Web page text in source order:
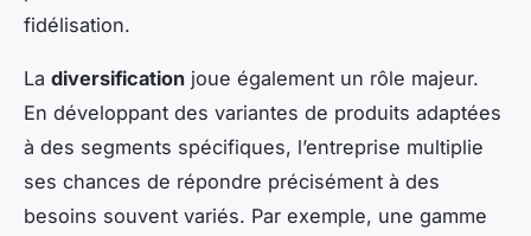
fidélisation.
La diversification joue également un rôle majeur.
En développant des variantes de produits adaptées
à des segments spécifiques, l’entreprise multiplie
ses chances de répondre précisément à des
besoins souvent variés. Par exemple, une gamme